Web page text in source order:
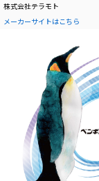
株式会社テラモト
メーカーサイトはこちら